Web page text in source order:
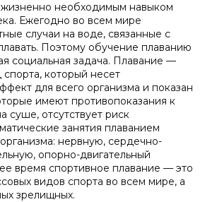
жизненно необходимым навыком
Ежегодно во всем мире
случаи на воде, связанные с
Поэтому обучение плаванию
социальная задача. Плавание —
который несет
для всего организма и показан
имеют противопоказания к
суше, отсутствует риск
занятия плаванием
нервную, сердечно-
опорно-двигательный
время спортивное плавание — это
видов спорта во всем мире, а
зрелищных.